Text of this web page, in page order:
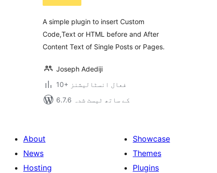
A simple plugin to insert Custom
Code,Text or HTML before and After
Content Text of Single Posts or Pages.
Joseph Adediji
10+ فعال انسٹالیشنز
6.7.6 کے ساتھ ٹیسٹ شدہ
About
News
Hosting
Showcase
Themes
Plugins